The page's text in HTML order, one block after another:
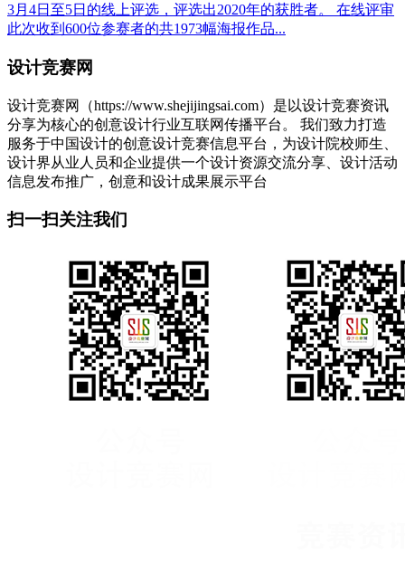
3月4日至5日的线上评选，评选出2020年的获胜者。 在线评审
此次收到600位参赛者的共1973幅海报作品...
设计竞赛网
设计竞赛网（https://www.shejijingsai.com）是以设计竞赛资讯
分享为核心的创意设计行业互联网传播平台。 我们致力打造
服务于中国设计的创意设计竞赛信息平台，为设计院校师生、
设计界从业人员和企业提供一个设计资源交流分享、设计活动
信息发布推广，创意和设计成果展示平台
扫一扫关注我们